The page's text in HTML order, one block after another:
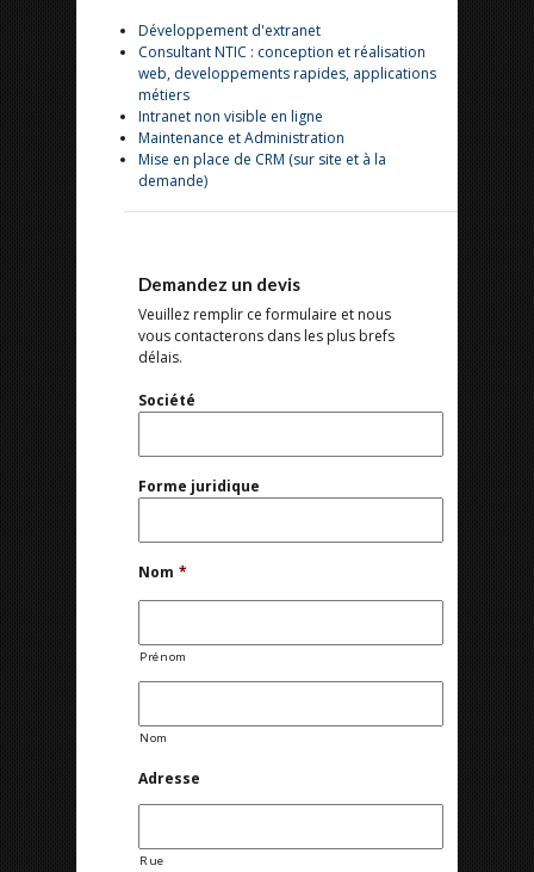
Développement d'extranet
Consultant NTIC : conception et réalisation
web, developpements rapides, applications
métiers
Intranet non visible en ligne
Maintenance et Administration
Mise en place de CRM (sur site et à la
demande)
Demandez un devis
Veuillez remplir ce formulaire et nous
vous contacterons dans les plus brefs
délais.
Société
Forme juridique
Nom *
Prénom
Nom
Adresse
Rue